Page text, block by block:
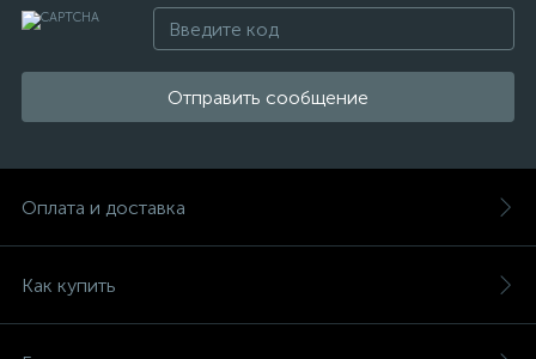
Отправить сообщение
Оплата и доставка
Как купить